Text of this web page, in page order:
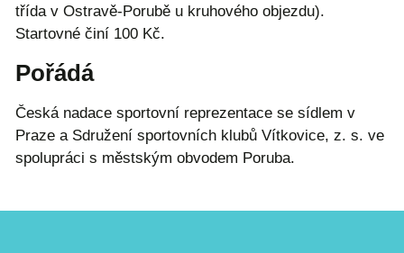
třída v Ostravě-Porubě u kruhového objezdu).
Startovné činí 100 Kč.
Pořádá
Česká nadace sportovní reprezentace se sídlem v
Praze a Sdružení sportovních klubů Vítkovice, z. s. ve
spolupráci s městským obvodem Poruba.